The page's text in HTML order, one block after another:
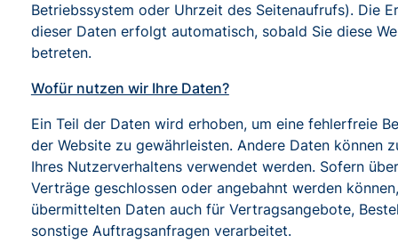
Betriebssystem oder Uhrzeit des Seitenaufrufs). Die
dieser Daten erfolgt automatisch, sobald Sie diese
betreten.
Wofür nutzen wir Ihre Daten?
Ein Teil der Daten wird erhoben, um eine fehlerfreie
der Website zu gewährleisten. Andere Daten können
Ihres Nutzerverhaltens verwendet werden. Sofern
Verträge geschlossen oder angebahnt werden
übermittelten Daten auch für Vertragsangebote,
sonstige Auftragsanfragen verarbeitet.